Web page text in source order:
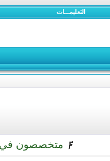
التعليمـــات
متخصصون في